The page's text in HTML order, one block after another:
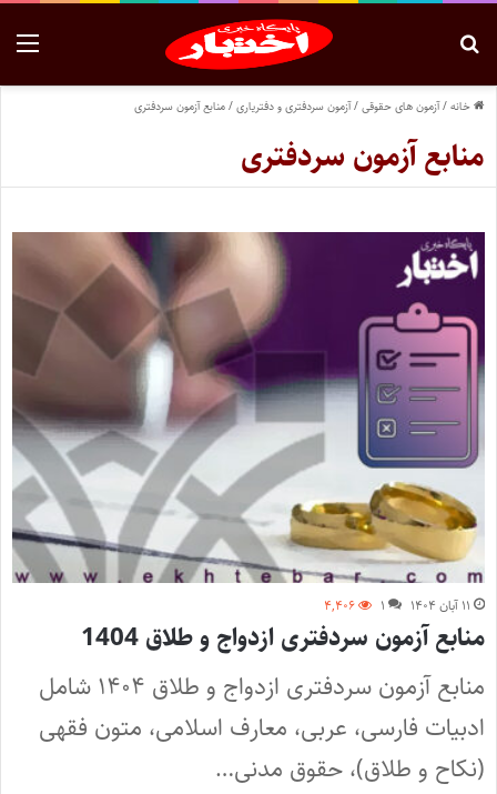
خانه/آزمون های حقوقی/آزمون سردفتری و دفتریاری/منابع آزمون سردفتری
منابع آزمون سردفتری
۱۱ آبان ۱۴۰۴ ۱ ۴,۴۰۶
منابع آزمون سردفتری ازدواج و طلاق 1404
منابع آزمون سردفتری ازدواج و طلاق ۱۴۰۴ شامل
ادبیات فارسی، عربی، معارف اسلامی، متون فقهی
(نکاح و طلاق)، حقوق مدنی…